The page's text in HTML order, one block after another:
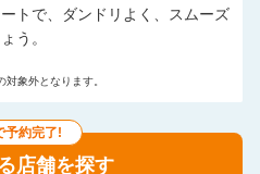
トで、ダンドリよく、スムーズ
う。
象外となります。
予約完了!
店舗を探す